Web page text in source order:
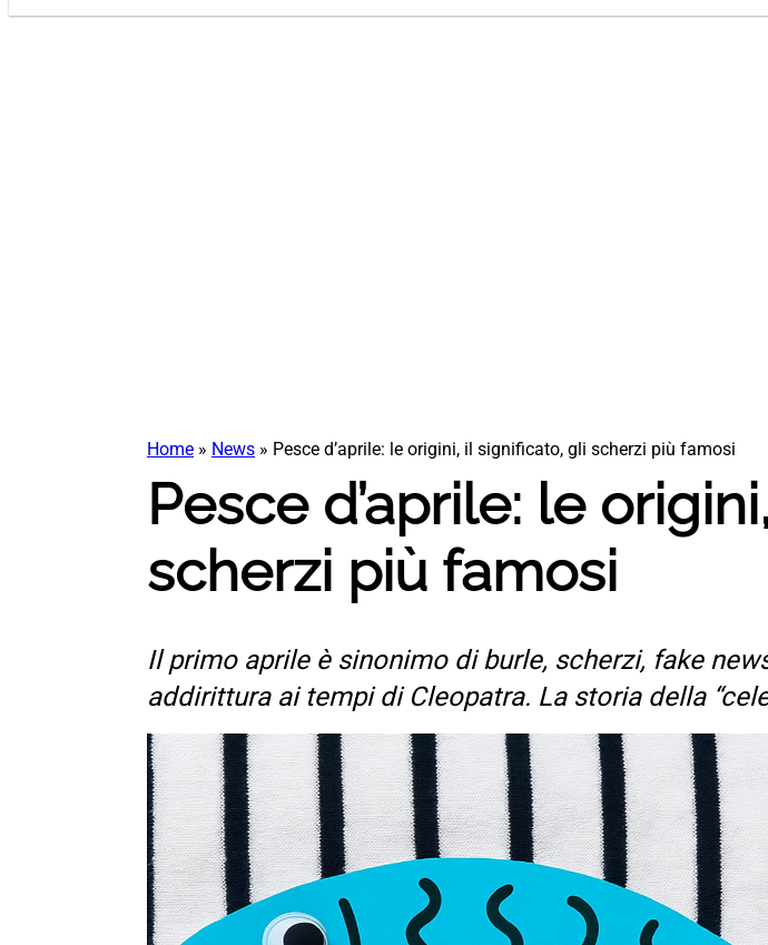
Home » News » Pesce d’aprile: le origini, il significato, gli scherzi più famosi
Pesce d’aprile: le
scherzi più famosi
Il primo aprile è sinonimo di burle, scherzi, fake
addirittura ai tempi di Cleopatra. La storia della